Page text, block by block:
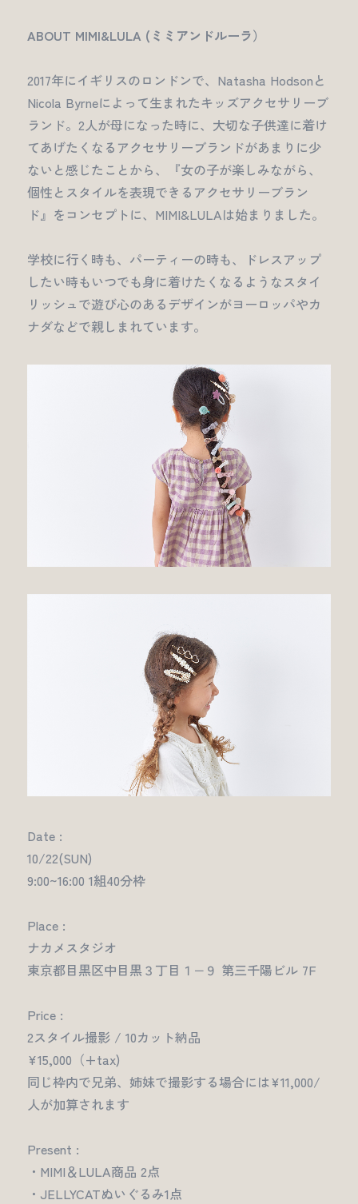
ABOUT MIMI&LULA (ミミアンドルーラ）
2017年にイギリスのロンドンで、Natasha Hodsonと
Nicola Byrneによって生まれたキッズアクセサリーブ
ランド。2人が母になった時に、大切な子供達に着け
てあげたくなるアクセサリーブランドがあまりに少
ないと感じたことから、『女の子が楽しみながら、
個性とスタイルを表現できるアクセサリーブラン
ド』をコンセプトに、MIMI&LULAは始まりました。
学校に行く時も、パーティーの時も、ドレスアップ
したい時もいつでも身に着けたくなるようなスタイ
リッシュで遊び心のあるデザインがヨーロッパやカ
ナダなどで親しまれています。
Date :
10/22(SUN)
9:00~16:00 1組40分枠
Place :
ナカメスタジオ
東京都目黒区中目黒３丁目１−９ 第三千陽ビル 7F
Price :
2スタイル撮影 / 10カット納品
¥15,000（+tax)
同じ枠内で兄弟、姉妹で撮影する場合には¥11,000/
人が加算されます
Present :
・MIMI＆LULA商品 2点
・JELLYCATぬいぐるみ1点